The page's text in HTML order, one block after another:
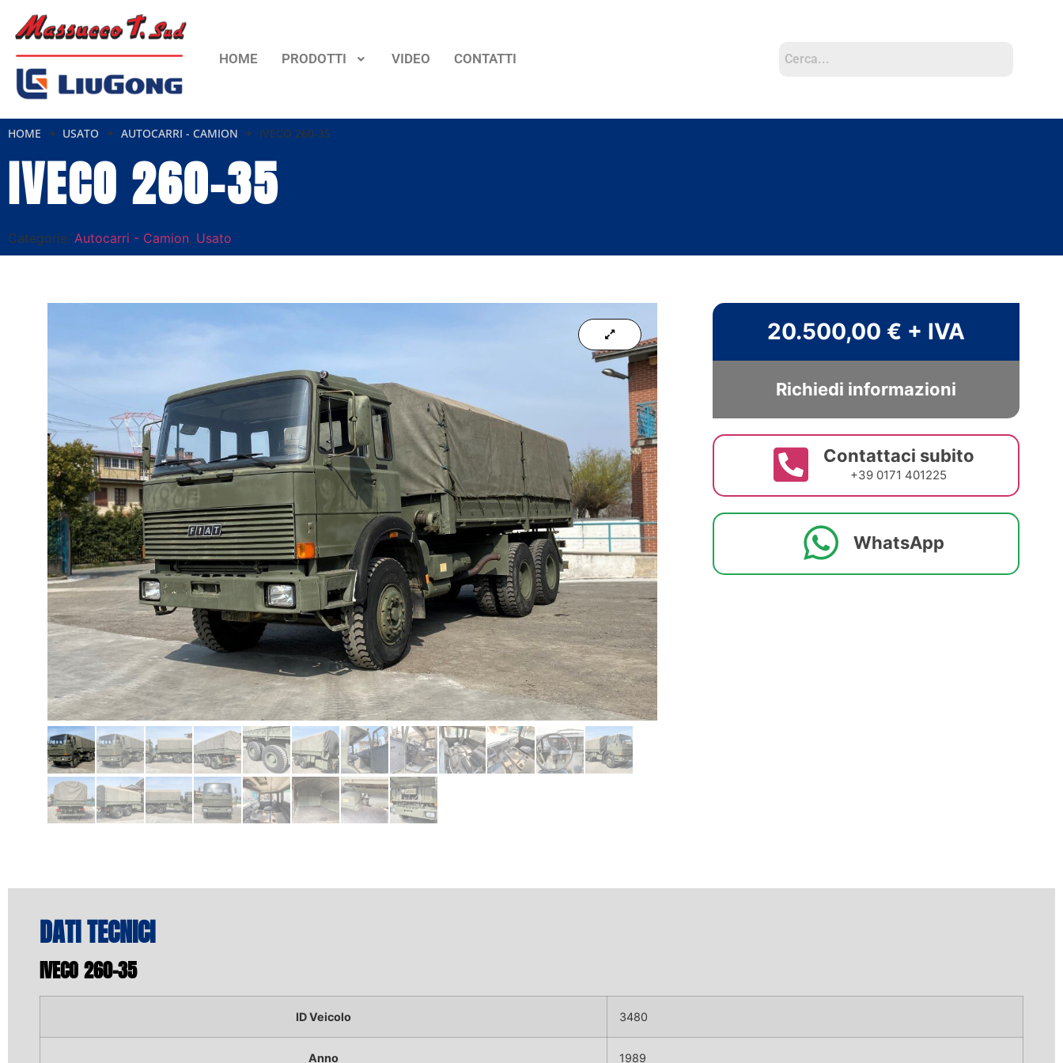
HOME PRODOTTI VIDEO CONTATTI
HOME USATO AUTOCARRI - CAMION IVECO 260-35
IVECO 260-35
Categorie: Autocarri - Camion, Usato
20.500,00 € + IVA
Richiedi informazioni
Contattaci subito
+39 0171 401225
WhatsApp
DATI TECNICI
IVECO 260-35
ID Veicolo 3480
Anno 1989